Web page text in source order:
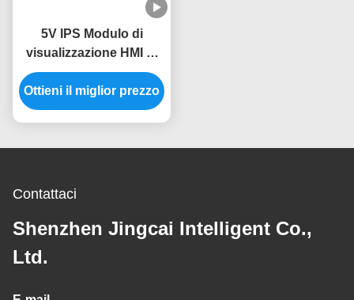
5V IPS Modulo di
visualizzazione HMI di
grado industriale
-30~80.C Temperatura
Ottieni il miglior prezzo
Contattaci
Shenzhen Jingcai Intelligent Co.,
Ltd.